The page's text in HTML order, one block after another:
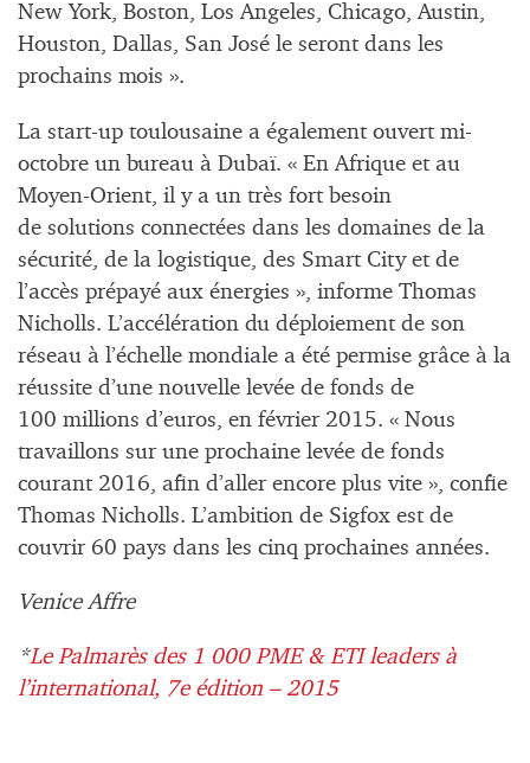
New York, Boston, Los Angeles, Chicago, Austin,
Houston, Dallas, San José le seront dans les
prochains mois ».
La start-up toulousaine a également ouvert mi-
octobre un bureau à Dubaï. « En Afrique et au
Moyen-Orient, il y a un très fort besoin
de solutions connectées dans les domaines de la
sécurité, de la logistique, des Smart City et de
l’accès prépayé aux énergies », informe Thomas
Nicholls. L’accélération du déploiement de son
réseau à l’échelle mondiale a été permise grâce à la
réussite d’une nouvelle levée de fonds de
100 millions d’euros, en février 2015. « Nous
travaillons sur une prochaine levée de fonds
courant 2016, afin d’aller encore plus vite », confie
Thomas Nicholls. L’ambition de Sigfox est de
couvrir 60 pays dans les cinq prochaines années.
Venice Affre
*Le Palmarès des 1 000 PME & ETI leaders à
l’international, 7e édition – 2015